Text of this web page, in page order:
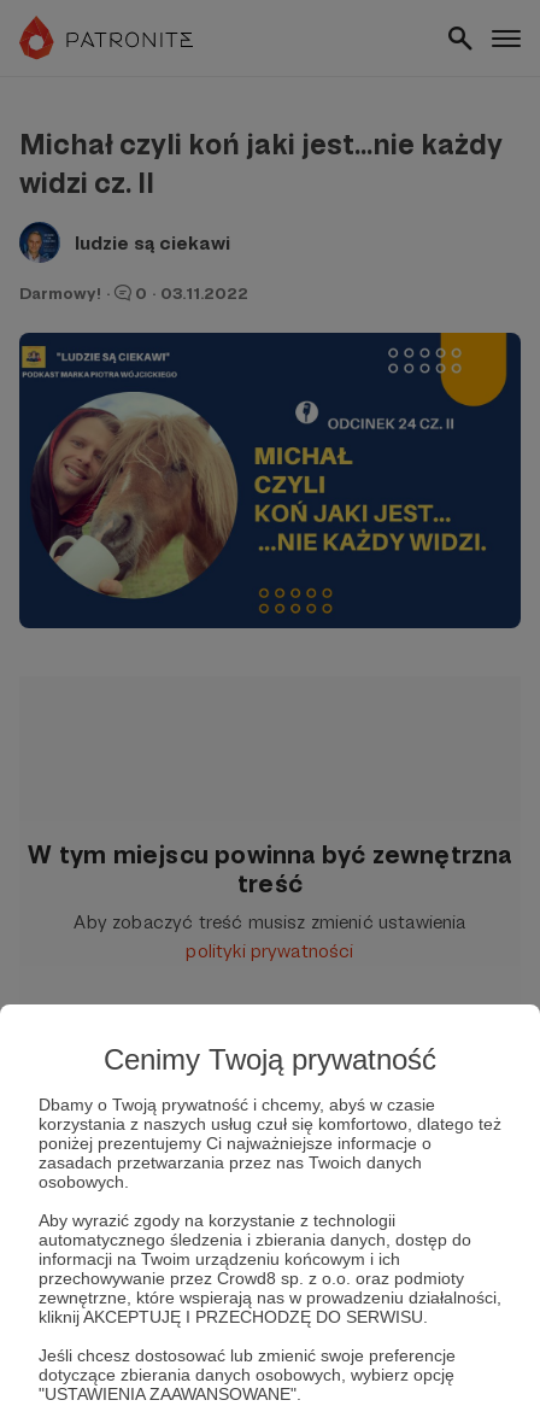
Cenimy Twoją prywatność
Dbamy o Twoją prywatność i chcemy, abyś w czasie
korzystania z naszych usług czuł się komfortowo, dlatego też
poniżej prezentujemy Ci najważniejsze informacje o
zasadach przetwarzania przez nas Twoich danych
osobowych.
Aby wyrazić zgody na korzystanie z technologii
automatycznego śledzenia i zbierania danych, dostęp do
informacji na Twoim urządzeniu końcowym i ich
przechowywanie przez Crowd8 sp. z o.o. oraz podmioty
zewnętrzne, które wspierają nas w prowadzeniu działalności,
kliknij AKCEPTUJĘ I PRZECHODZĘ DO SERWISU.
Jeśli chcesz dostosować lub zmienić swoje preferencje
dotyczące zbierania danych osobowych, wybierz opcję
"USTAWIENIA ZAAWANSOWANE".
Michał czyli koń jaki jest...nie każdy
widzi cz. II
ludzie są ciekawi
Darmowy! · 0 · 03.11.2022
W tym miejscu powinna być zewnętrzna
treść
Aby zobaczyć treść musisz zmienić ustawienia
polityki prywatności
koń końskie konna jazda koniarze koniara
koniary konie
Udostępnij